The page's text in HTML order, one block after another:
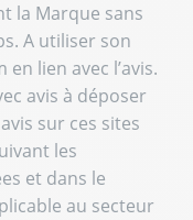
la Marque sans
A utiliser son
lien avec l’avis.
avis à déposer
sur ces sites
les
et dans le
au secteur